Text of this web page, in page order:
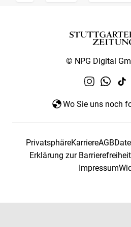
© NPG Digital
Wo Sie uns noch
PrivatsphäreKarriereAGB
Erklärung zur Barrierefreiheit
Impressum